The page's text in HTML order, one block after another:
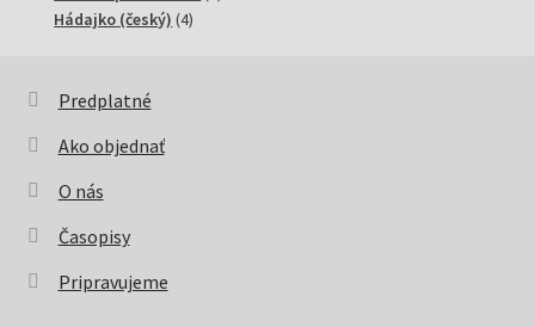
Hádajko (český) 44
Predplatné
Ako objednať
O nás
Časopisy
Pripravujeme